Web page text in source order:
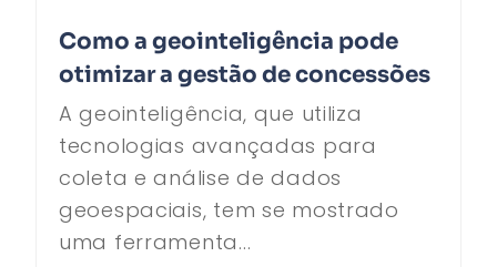
Como a geointeligência pode
otimizar a gestão de concessões
A geointeligência, que utiliza
tecnologias avançadas para
coleta e análise de dados
geoespaciais, tem se mostrado
uma ferramenta...